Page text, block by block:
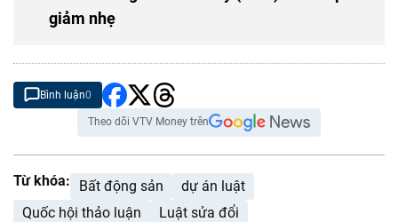
giảm nhẹ
Bình luận0
Theo dõi VTV Money trên
Từ khóa: Bất động sản
dự án luật
Quốc hội thảo luận
Luật sửa đổi